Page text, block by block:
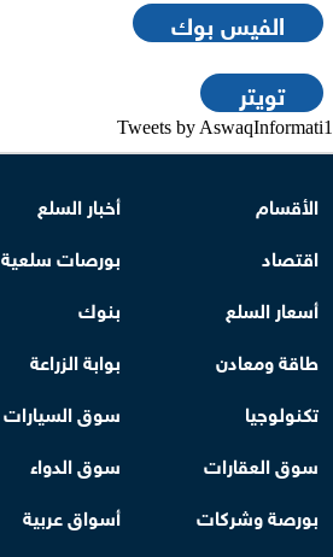
الفيس بوك
تويتر
Tweets by AswaqInformati1
الأقسام
أخبار السلع
اقتصاد
بورصات سلعية
أسعار السلع
بنوك
طاقة ومعادن
بوابة الزراعة
تكنولوجيا
سوق السيارات
سوق العقارات
سوق الدواء
بورصة وشركات
أسواق عربية